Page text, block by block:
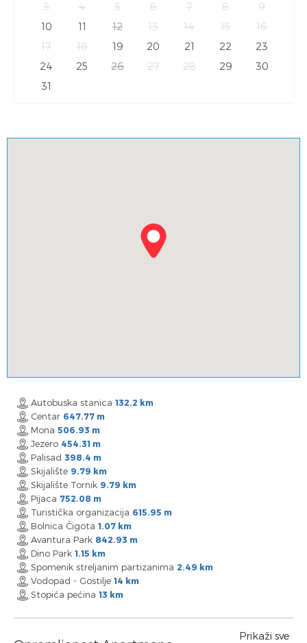
3
4 5 6 7 8
9
10
11 12 13 14 15
16
17
18 19 20 21 22
23
24
25 26 27 28 29
30
31
Autobuska stanica 132.2 km
Centar 647.77 m
Mona 506.93 m
Jezero 454.31 m
Palisad 398.4 m
Skijalište 9.79 km
Skijalište Tornik 9.79 km
Pijaca 752.08 m
Turistička organizacija 615.95 m
Bolnica Čigota 1.07 km
Avantura Park 842.93 m
Dino Park 1.15 km
Spomenik streljanim partizanima 2.49 km
Vodopad - Gostilje 14 km
Stopića pećina 13 km
Prikaži sve